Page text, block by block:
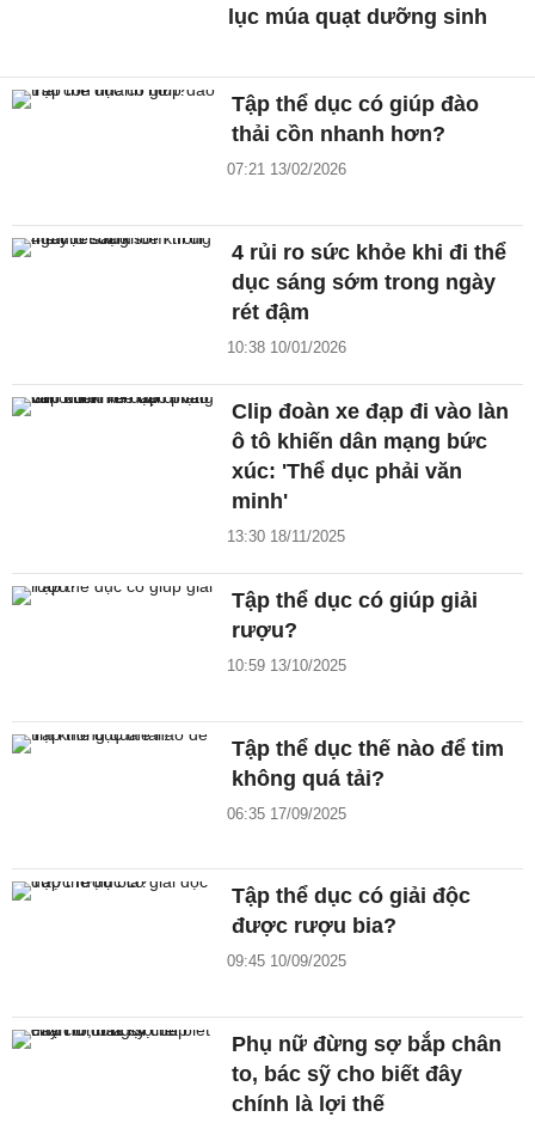
lục múa quạt dưỡng sinh
Tập thể dục có giúp đào
thải cồn nhanh hơn?
07:21 13/02/2026
4 rủi ro sức khỏe khi đi thể
dục sáng sớm trong ngày
rét đậm
10:38 10/01/2026
Clip đoàn xe đạp đi vào làn
ô tô khiến dân mạng bức
xúc: 'Thể dục phải văn
minh'
13:30 18/11/2025
Tập thể dục có giúp giải
rượu?
10:59 13/10/2025
Tập thể dục thế nào để tim
không quá tải?
06:35 17/09/2025
Tập thể dục có giải độc
được rượu bia?
09:45 10/09/2025
Phụ nữ đừng sợ bắp chân
to, bác sỹ cho biết đây
chính là lợi thế